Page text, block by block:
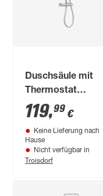
Duschsäule mit
Thermostat
verchromt 98 cm
119,99 €
Keine Lieferung nach
Hause
Nicht verfügbar in
Troisdorf